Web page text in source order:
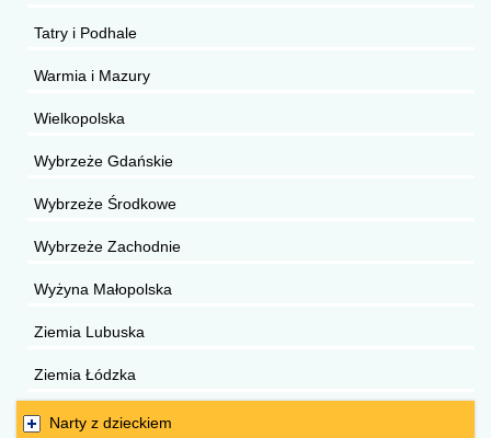
Tatry i Podhale
Warmia i Mazury
Wielkopolska
Wybrzeże Gdańskie
Wybrzeże Środkowe
Wybrzeże Zachodnie
Wyżyna Małopolska
Ziemia Lubuska
Ziemia Łódzka
Narty z dzieckiem